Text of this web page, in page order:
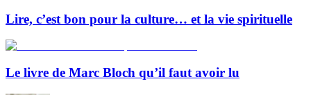
Lire, c’est bon pour la culture… et la vie spirituelle
Le livre de Marc Bloch qu’il faut avoir lu